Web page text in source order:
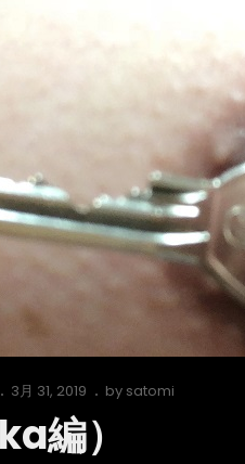
Posted
3月 31, 2019 by satomi
編）